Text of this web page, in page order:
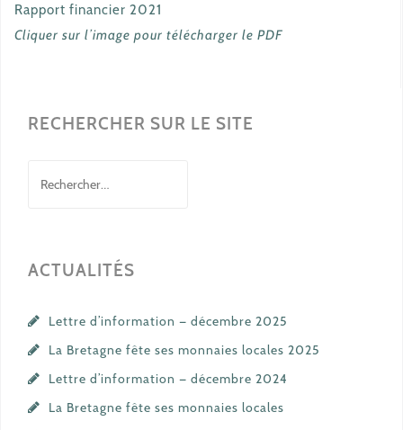
Rapport financier 2021
Cliquer sur l’image pour télécharger le PDF
RECHERCHER SUR LE SITE
ACTUALITÉS
Lettre d’information — décembre 2025
La Bretagne fête ses monnaies locales 2025
Lettre d’information — décembre 2024
La Bretagne fête ses monnaies locales